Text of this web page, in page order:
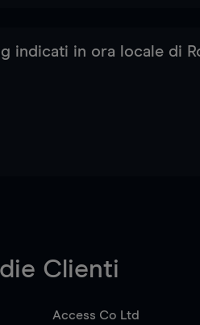
indicati in ora locale di
Clienti
Access Co Ltd